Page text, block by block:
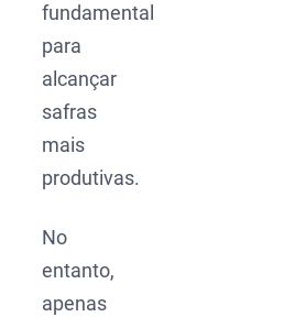
fundamental
para
alcançar
safras
mais
produtivas.
No
entanto,
apenas